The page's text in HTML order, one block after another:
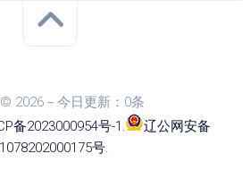
2026－今日更新：0条
备2023000954号-1 .
辽公网安备
号.